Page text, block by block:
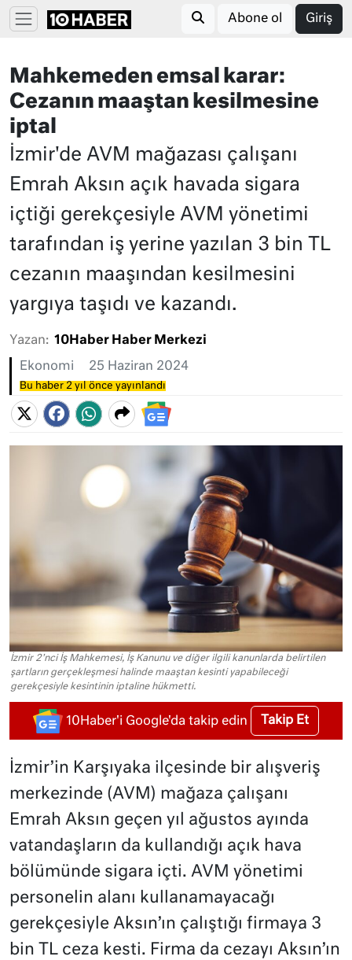
Abone ol Giriş
Mahkemeden emsal karar:
Cezanın maaştan kesilmesine
iptal
İzmir'de AVM mağazası çalışanı
Emrah Aksın açık havada sigara
içtiği gerekçesiyle AVM yönetimi
tarafından iş yerine yazılan 3 bin TL
cezanın maaşından kesilmesini
yargıya taşıdı ve kazandı.
Yazan: 10Haber Haber Merkezi
Ekonomi 25 Haziran 2024
Bu haber 2 yıl önce yayınlandı
İzmir 2'nci İş Mahkemesi, İş Kanunu ve diğer ilgili kanunlarda belirtilen
şartların gerçekleşmesi halinde maaştan kesinti yapabileceği
gerekçesiyle kesintinin iptaline hükmetti.
10Haber'i Google'da takip edin Takip Et
İzmir’in Karşıyaka ilçesinde bir alışveriş
merkezinde (AVM) mağaza çalışanı
Emrah Aksın geçen yıl ağustos ayında
vatandaşların da kullandığı açık hava
bölümünde sigara içti. AVM yönetimi
personelin alanı kullanamayacağı
gerekçesiyle Aksın’ın çalıştığı firmaya 3
bin TL ceza kesti. Firma da cezayı Aksın’ın